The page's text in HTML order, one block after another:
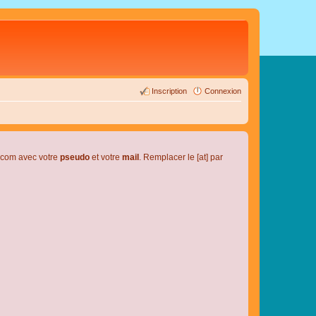
Connexion
Inscription
avec votre pseudo et votre mail . Remplacer le [at] par